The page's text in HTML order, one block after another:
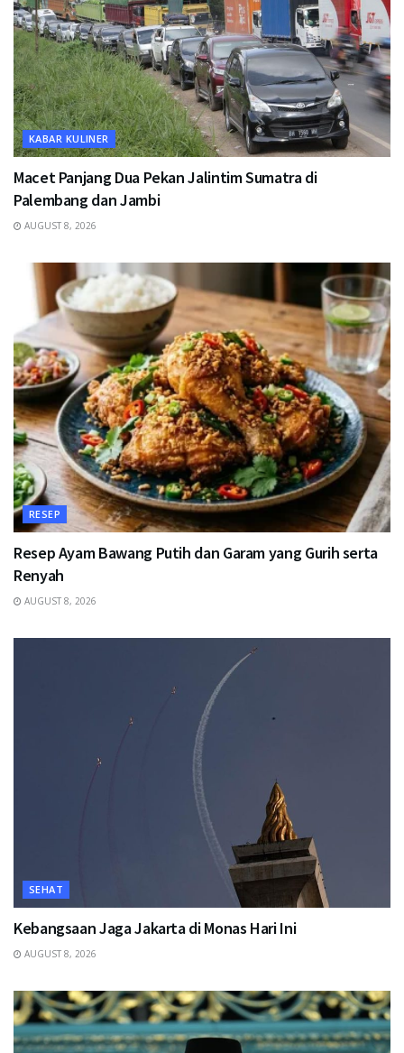
KABAR KULINER
Macet Panjang Dua Pekan Jalintim Sumatra di
Palembang dan Jambi
AUGUST 8, 2026
RESEP
Resep Ayam Bawang Putih dan Garam yang Gurih serta
Renyah
AUGUST 8, 2026
SEHAT
Kebangsaan Jaga Jakarta di Monas Hari Ini
AUGUST 8, 2026